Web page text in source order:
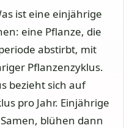
ist eine einjährige
eine Pflanze, die
abstirbt, mit
Pflanzenzyklus.
bezieht sich auf
pro Jahr. Einjährige
blühen dann